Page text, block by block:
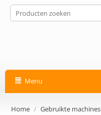
Menu
Home / Gebruikte machines